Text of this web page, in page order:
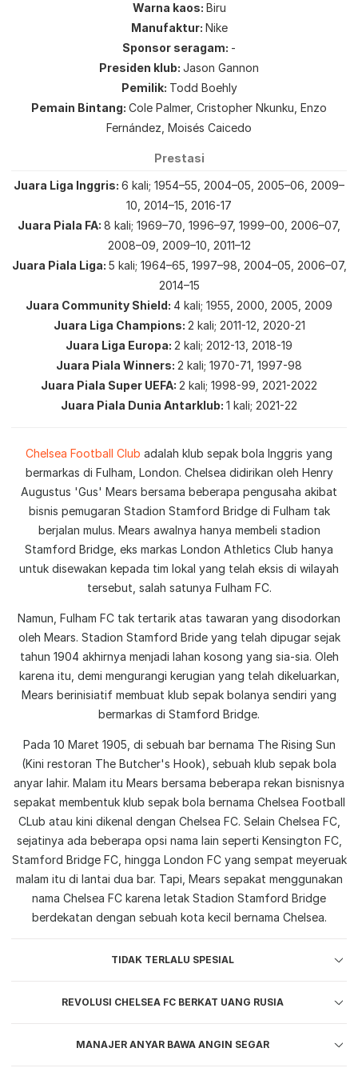
Warna kaos Biru
Manufaktur Nike
Sponsor seragam -
Presiden klub Jason Gannon
Pemilik Todd Boehly
Pemain Bintang Cole Palmer, Cristopher Nkunku, Enzo
Fernández, Moisés Caicedo
Prestasi
Juara Liga Inggris 6 kali; 1954–55, 2004–05, 2005–06, 2009–
10, 2014–15, 2016-17
Juara Piala FA 8 kali; 1969–70, 1996–97, 1999–00, 2006–07,
2008–09, 2009–10, 2011–12
Juara Piala Liga 5 kali; 1964–65, 1997–98, 2004–05, 2006–07,
2014–15
Juara Community Shield 4 kali; 1955, 2000, 2005, 2009
Juara Liga Champions 2 kali; 2011-12, 2020-21
Juara Liga Europa 2 kali; 2012-13, 2018-19
Juara Piala Winners 2 kali; 1970-71, 1997-98
Juara Piala Super UEFA 2 kali; 1998-99, 2021-2022
Juara Piala Dunia Antarklub 1 kali; 2021-22
Chelsea Football Club adalah klub sepak bola Inggris yang
bermarkas di Fulham, London. Chelsea didirikan oleh Henry
Augustus 'Gus' Mears bersama beberapa pengusaha akibat
bisnis pemugaran Stadion Stamford Bridge di Fulham tak
berjalan mulus. Mears awalnya hanya membeli stadion
Stamford Bridge, eks markas London Athletics Club hanya
untuk disewakan kepada tim lokal yang telah eksis di wilayah
tersebut, salah satunya Fulham FC.
Namun, Fulham FC tak tertarik atas tawaran yang disodorkan
oleh Mears. Stadion Stamford Bride yang telah dipugar sejak
tahun 1904 akhirnya menjadi lahan kosong yang sia-sia. Oleh
karena itu, demi mengurangi kerugian yang telah dikeluarkan,
Mears berinisiatif membuat klub sepak bolanya sendiri yang
bermarkas di Stamford Bridge.
Pada 10 Maret 1905, di sebuah bar bernama The Rising Sun
(Kini restoran The Butcher's Hook), sebuah klub sepak bola
anyar lahir. Malam itu Mears bersama beberapa rekan bisnisnya
sepakat membentuk klub sepak bola bernama Chelsea Football
CLub atau kini dikenal dengan Chelsea FC. Selain Chelsea FC,
sejatinya ada beberapa opsi nama lain seperti Kensington FC,
Stamford Bridge FC, hingga London FC yang sempat meyeruak
malam itu di lantai dua bar. Tapi, Mears sepakat menggunakan
nama Chelsea FC karena letak Stadion Stamford Bridge
berdekatan dengan sebuah kota kecil bernama Chelsea.
TIDAK TERLALU SPESIAL
REVOLUSI CHELSEA FC BERKAT UANG RUSIA
MANAJER ANYAR BAWA ANGIN SEGAR